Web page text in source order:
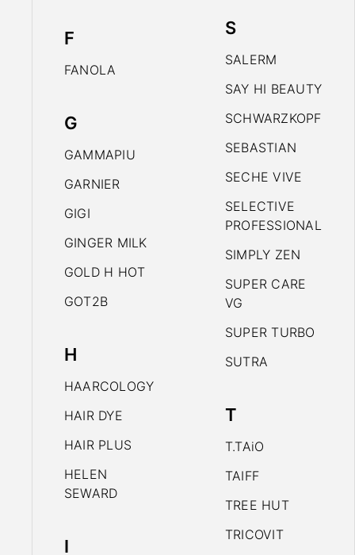
F
FANOLA
G
GAMMAPIU
GARNIER
GIGI
GINGER MILK
GOLD H HOT
GOT2B
H
HAARCOLOGY
HAIR DYE
HAIR PLUS
HELEN
SEWARD
I
S
SALERM
SAY HI BEAUTY
SCHWARZKOPF
SEBASTIAN
SECHE VIVE
SELECTIVE
PROFESSIONAL
SIMPLY ZEN
SUPER CARE
VG
SUPER TURBO
SUTRA
T
T.TAiO
TAIFF
TREE HUT
TRICOVIT